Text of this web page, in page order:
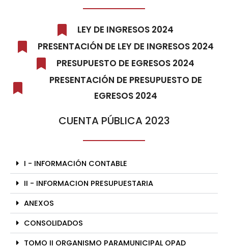
LEY DE INGRESOS 2024
PRESENTACIÓN DE LEY DE INGRESOS 2024
PRESUPUESTO DE EGRESOS 2024
PRESENTACIÓN DE PRESUPUESTO DE
EGRESOS 2024
CUENTA PÚBLICA 2023
I - INFORMACIÓN CONTABLE
II - INFORMACION PRESUPUESTARIA
ANEXOS
CONSOLIDADOS
TOMO II ORGANISMO PARAMUNICIPAL OPAD